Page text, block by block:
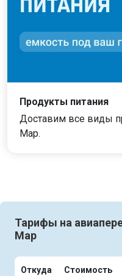
Продукты питания
Доставим все виды
Мар.
Тарифы на
Мар
Откуда Стоимость